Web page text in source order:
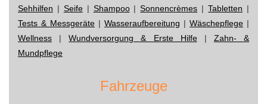
Sehhilfen | Seife| Shampoo|Sonnencrèmes |Tabletten |
Tests & Messgeräte | Wasseraufbereitung | Wäschepflege |
Wellness |Wundversorgung & Erste Hilfe| Zahn- &
Mundpflege
Fahrzeuge